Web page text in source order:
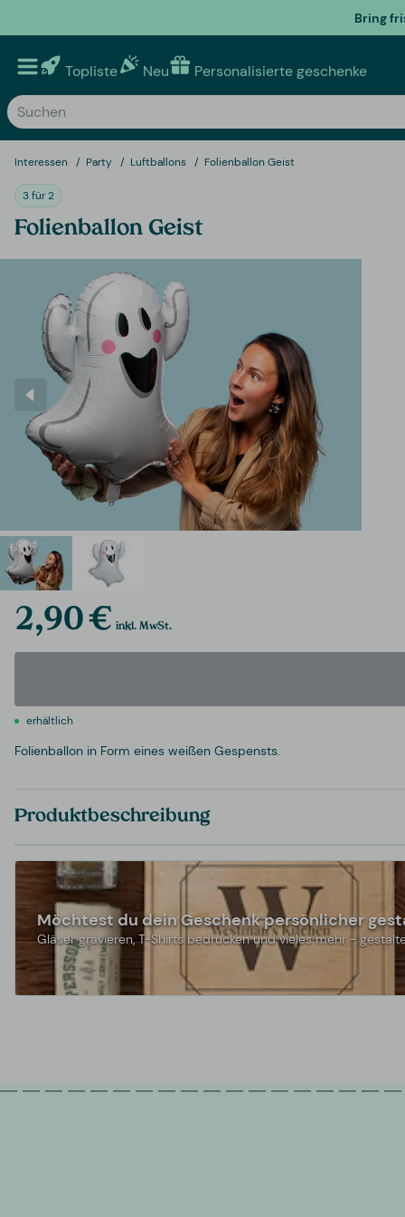
Bring
Topliste Neu Personalisierte geschenke
Interessen Party Luftballons Folienballon Geist
3 für 2
Folienballon Geist
2,90 € inkl. MwSt.
erhältlich
Folienballon in Form eines weißen Gespensts.
Produktbeschreibung
Möchtest du dein Geschenk persönlicher
Gläser gravieren, T-Shirts bedrucken und vieles mehr -